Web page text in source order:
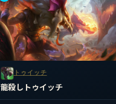
トゥイッチ
龍殺しトゥイッチ